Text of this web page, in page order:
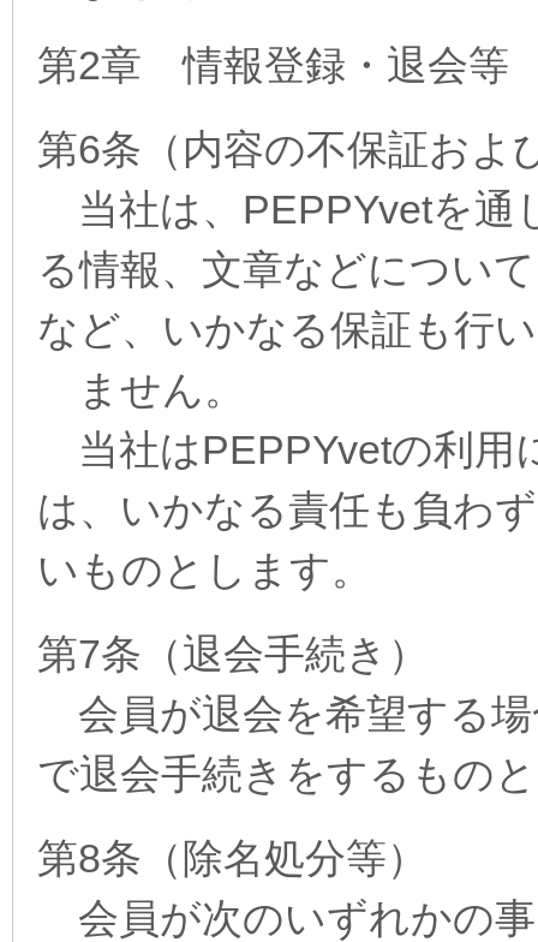
第2章 情報登録・退会等
第6条（内容の不保証およ
当社は、PEPPYvetを通
る情報、文章などについ
など、いかなる保証も行い
ません。
当社はPEPPYvetの利用
は、いかなる責任も負わ
いものとします。
第7条（退会手続き）
会員が退会を希望する
で退会手続きをするもの
第8条（除名処分等）
会員が次のいずれかの